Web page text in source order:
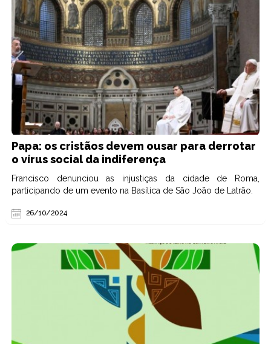
Papa: os cristãos devem ousar para derrotar
o vírus social da indiferença
Francisco denunciou as injustiças da cidade de Roma,
participando de um evento na Basílica de São João de Latrão.
26/10/2024